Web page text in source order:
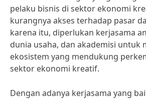
pelaku bisnis di sektor ekonomi
kurangnya akses terhadap pasar
karena itu, diperlukan kerjasama
dunia usaha, dan akademisi untuk
ekosistem yang mendukung
sektor ekonomi kreatif.
Dengan adanya kerjasama yang